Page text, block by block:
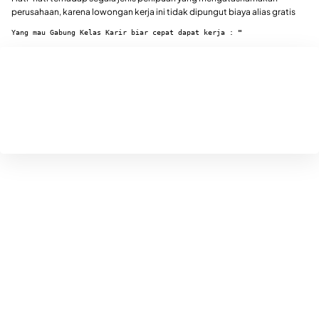
perusahaan, karena lowongan kerja ini tidak dipungut biaya alias gratis
Yang mau Gabung Kelas Karir biar cepat dapat kerja : "